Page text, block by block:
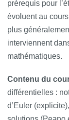
prérequis pour
évoluent au
plus
interviennent
mathématiques.
Contenu du
différentielles :
d’Euler